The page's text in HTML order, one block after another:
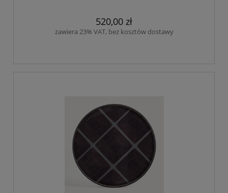
520,00 zł
zawiera 23% VAT, bez kosztów dostawy